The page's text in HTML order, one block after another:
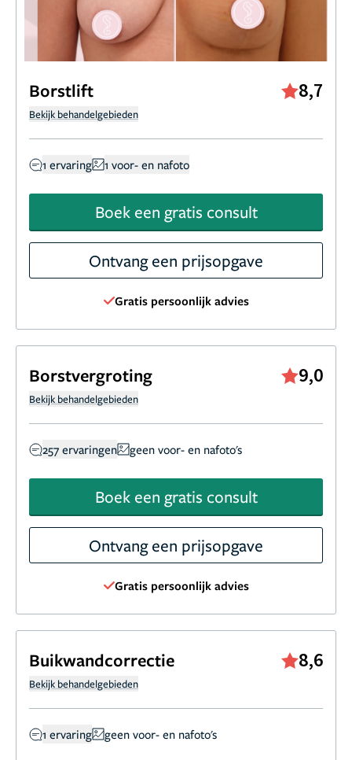
Borstlift 8,7
Bekijk behandelgebieden
1 ervaring 1 voor- en nafoto
Boek een gratis consult
Ontvang een prijsopgave
Gratis persoonlijk advies
Borstvergroting 9,0
Bekijk behandelgebieden
257 ervaringen geen voor- en nafoto's
Boek een gratis consult
Ontvang een prijsopgave
Gratis persoonlijk advies
Buikwandcorrectie 8,6
Bekijk behandelgebieden
1 ervaring geen voor- en nafoto's